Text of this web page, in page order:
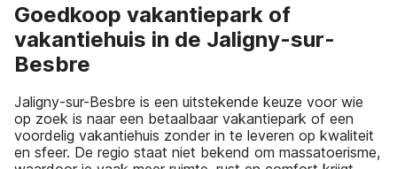
Goedkoop vakantiepark of
vakantiehuis in de Jaligny-sur-
Besbre
Jaligny-sur-Besbre is een uitstekende keuze voor wie
op zoek is naar een betaalbaar vakantiepark of een
voordelig vakantiehuis zonder in te leveren op kwaliteit
en sfeer. De regio staat niet bekend om massatoerisme,